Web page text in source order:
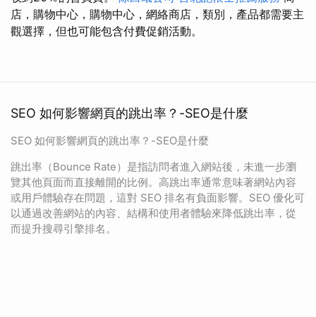
店，購物中心，購物中心，網絡商店，類別，產品都需要主
觀選擇，但也可能包含付費促銷活動。
SEO 如何影響網頁的跳出率？-SEO是什麼
SEO 如何影響網頁的跳出率？-SEO是什麼
跳出率（Bounce Rate）是指訪問者進入網站後，未進一步瀏
覽其他頁面而直接離開的比例。高跳出率通常意味著網站內容
或用戶體驗存在問題，這對 SEO 排名有負面影響。SEO 優化可
以通過改善網站的內容、結構和使用者體驗來降低跳出率，從
而提升搜尋引擎排名。